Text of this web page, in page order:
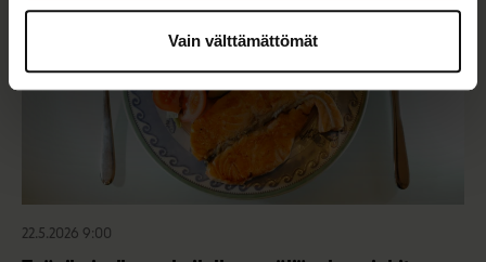
Vain välttämättömät
22.5.2026 9:00